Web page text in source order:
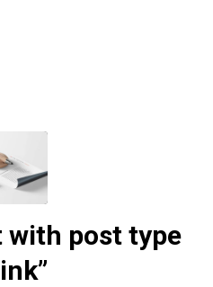
with post type